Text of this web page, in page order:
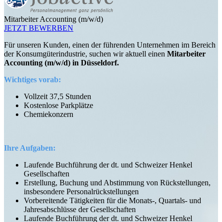
Mitarbeiter Accounting (m/w/d)
JETZT BEWERBEN
Für unseren Kunden, einen der führenden Unternehmen im Bereich
der Konsumgüterindustrie, suchen wir aktuell einen Mitarbeiter
Accounting (m/w/d) in Düsseldorf.
Wichtiges vorab:
Vollzeit 37,5 Stunden
Kostenlose Parkplätze
Chemiekonzern
Ihre Aufgaben:
Laufende Buchführung der dt. und Schweizer Henkel
Gesellschaften
Erstellung, Buchung und Abstimmung von Rückstellungen,
insbesondere Personalrückstellungen
Vorbereitende Tätigkeiten für die Monats-, Quartals- und
Jahresabschlüsse der Gesellschaften
Laufende Buchführung der dt. und Schweizer Henkel